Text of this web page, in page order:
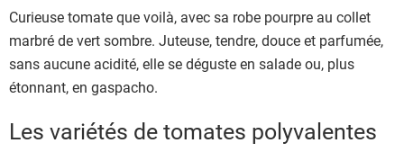
Curieuse tomate que voilà, avec sa robe pourpre au collet
marbré de vert sombre. Juteuse, tendre, douce et parfumée,
sans aucune acidité, elle se déguste en salade ou, plus
étonnant, en gaspacho.
Les variétés de tomates polyvalentes